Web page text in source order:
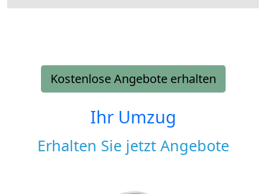
Kostenlose Angebote erhalten
Ihr Umzug
Erhalten Sie jetzt Angebote